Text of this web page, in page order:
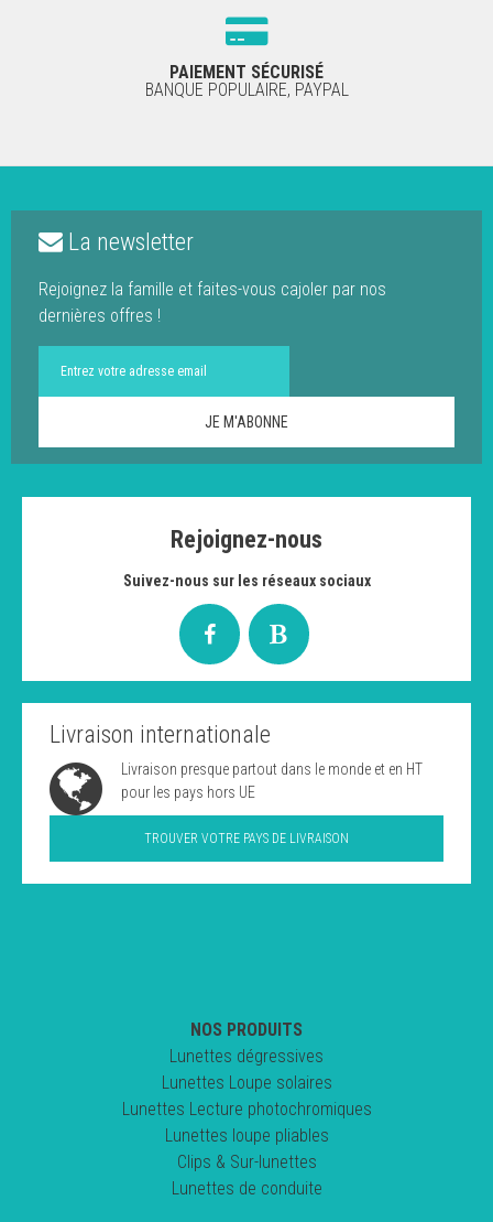
PAIEMENT SÉCURISÉ
BANQUE POPULAIRE, PAYPAL
La newsletter
Rejoignez la famille et faites-vous cajoler par nos
dernières offres !
Rejoignez-nous
Suivez-nous sur les réseaux sociaux
Livraison internationale
Livraison presque partout dans le monde et en HT
pour les pays hors UE
TROUVER VOTRE PAYS DE LIVRAISON
NOS PRODUITS
Lunettes dégressives
Lunettes Loupe solaires
Lunettes Lecture photochromiques
Lunettes loupe pliables
Clips & Sur-lunettes
Lunettes de conduite